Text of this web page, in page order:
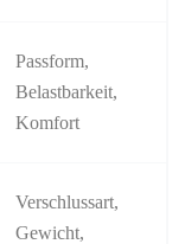
Passform,
Belastbarkeit,
Komfort
Verschlussart,
Gewicht,